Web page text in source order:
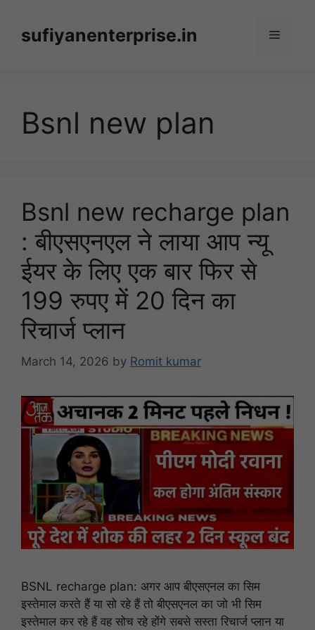
contentsufiyanenterprise.in Menu
Bsnl new plan
Bsnl new recharge plan
: बीएसएनएल ने लाया आप न्यू
ईयर के लिए एक बार फिर से
199 रुपए में 20 दिन का
रिचार्ज प्लान
March 14, 2026 by Romit kumar
BSNL recharge plan: अगर आप बीएसएनल का सिम
इस्तेमाल करते हैं या सो रहे हैं तो बीएसएनल का जो भी सिम
इस्तेमाल कर रहे हैं वह सोच रहे होंगे सबसे सस्ता रिचार्ज प्लान या